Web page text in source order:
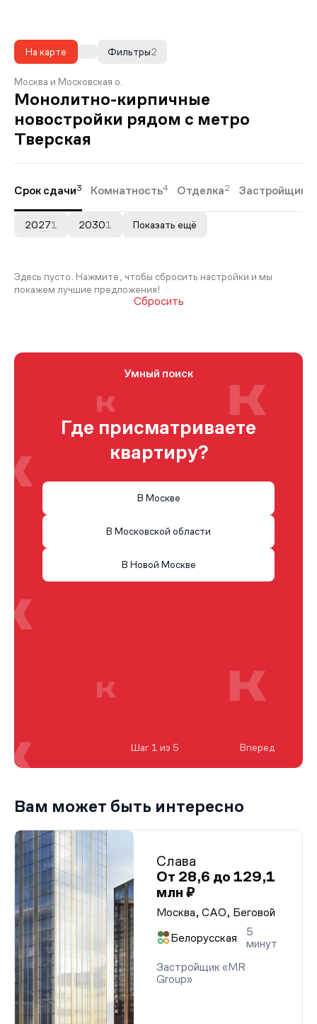
На карте 2
Фильтры
Москва и Московская о.
Монолитно-кирпичные
новостройки рядом с метро
Тверская
Срок сдачи3 Комнатность4 Отделка2 Застройщики
20271 20301 Показать ещё
Здесь пусто. Нажмите, чтобы сбросить настройки и мы
покажем лучшие предложения!
Сбросить
Умный поиск
Где присматриваете
квартиру?
В Москве
В Московской области
В Новой Москве
Шаг 1 из 5 Вперед
Вам может быть интересно
Слава
От 28,6 до 129,1
млн ₽
Москва, САО, Беговой
Белорусская
5
минут
Застройщик «MR
Group»